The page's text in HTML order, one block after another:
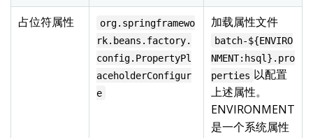
占位符属性
org.springframewo
rk.beans.factory.
config.PropertyPl
aceholderConfigur
e
加载属性文件
batch-${ENVIRO
NMENT:hsql}.pro
perties 以配置
上述属性。
ENVIRONMENT
是一个系统属性